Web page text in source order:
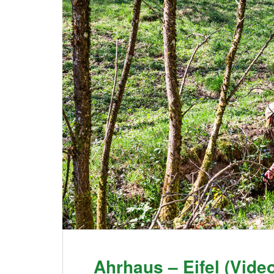
Ahrhaus – Eifel